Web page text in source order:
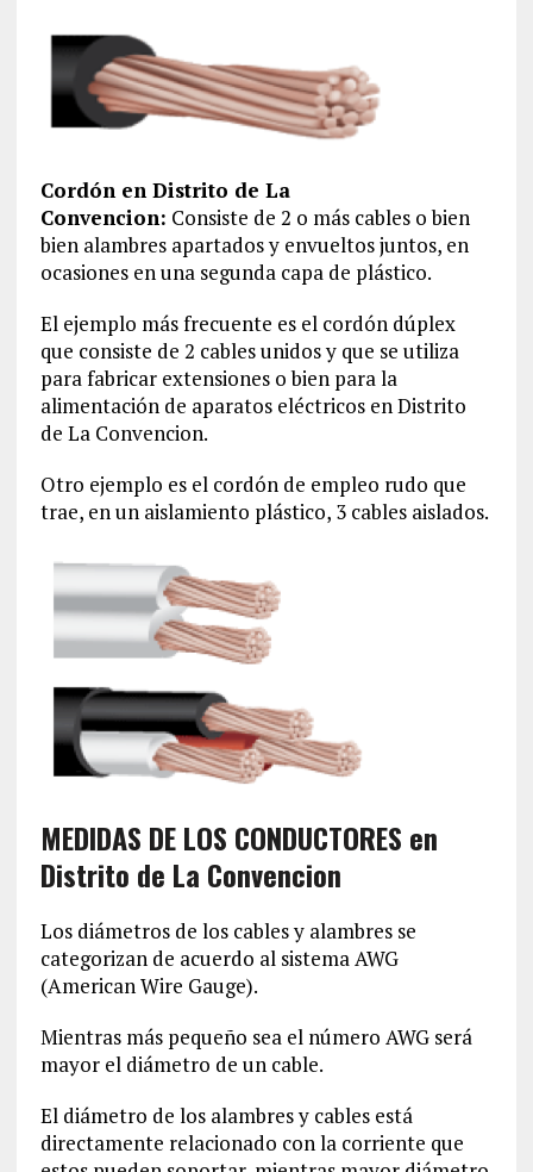
Cordón en Distrito de La
Convencion‎: Consiste de 2 o más cables o bien
bien alambres apartados y envueltos juntos, en
ocasiones en una segunda capa de plástico.
El ejemplo más frecuente es el cordón dúplex
que consiste de 2 cables unidos y que se utiliza
para fabricar extensiones o bien para la
alimentación de aparatos eléctricos en Distrito
de La Convencion‎.
Otro ejemplo es el cordón de empleo rudo que
trae, en un aislamiento plástico, 3 cables aislados.
MEDIDAS DE LOS CONDUCTORES en
Distrito de La Convencion‎
Los diámetros de los cables y alambres se
categorizan de acuerdo al sistema AWG
(American Wire Gauge).
Mientras más pequeño sea el número AWG será
mayor el diámetro de un cable.
El diámetro de los alambres y cables está
directamente relacionado con la corriente que